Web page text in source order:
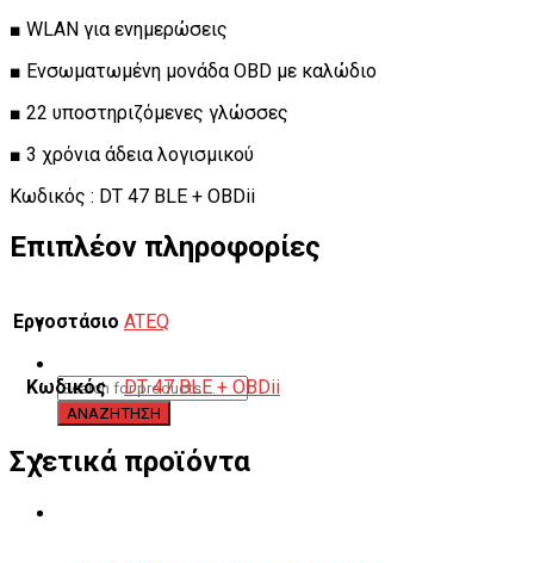
■ WLAN για ενημερώσεις
■ Ενσωματωμένη μονάδα OBD με καλώδιο
■ 22 υποστηριζόμενες γλώσσες
■ 3 χρόνια άδεια λογισμικού
Κωδικός : DT 47 BLE + OBDii
Επιπλέον πληροφορίες
Εργοστάσιο ATEQ
Κωδικός DT 47 BLE + OBDii
Σχετικά προϊόντα